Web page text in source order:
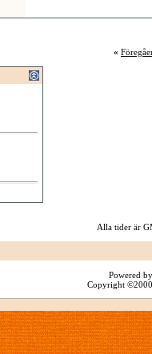
«
Alla tider är
Powered
Copyright